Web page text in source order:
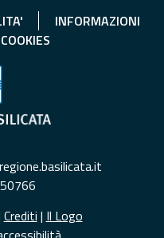
INFORMAZIONI
COOKIES
Crediti | Il Logo